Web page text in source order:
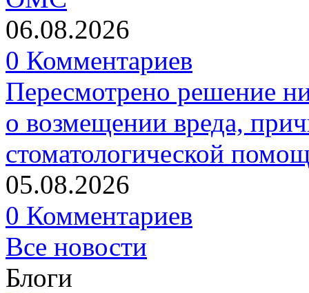
06.08.2026
0 Комментариев
Пересмотрено решение
о возмещении вреда,
стоматологической
05.08.2026
0 Комментариев
Все новости
Блоги